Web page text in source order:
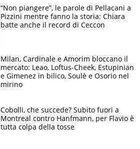
“Non piangere”, le parole di Pellacani a
Pizzini mentre fanno la storia: Chiara
batte anche il record di Ceccon
Milan, Cardinale e Amorim bloccano il
mercato: Leao, Loftus-Cheek, Estupinian
e Gimenez in bilico, Soulè e Osorio nel
mirino
Cobolli, che succede? Subito fuori a
Montreal contro Hanfmann, per Flavio è
tutta colpa della tosse